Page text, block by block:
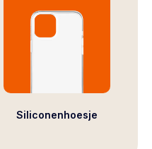
Siliconenhoesje